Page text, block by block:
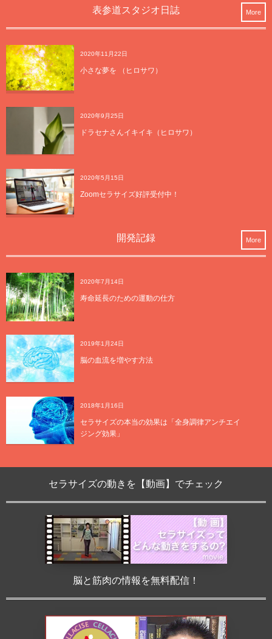
表参道スタジオ日誌
2020年11月22日
小さな夢を （ヒロサワ）
2020年9月25日
ドラセナさんイキイキ（ヒロサワ）
2020年5月15日
Zoomセラサイズ好評受付中！
More
開発記録
2020年7月14日
寿命延長のための運動の仕方
2019年1月24日
脳の血流を増やす方法
2018年1月16日
セラサイズの本当の効果は「全身調律アンチエイ
ジング効果」
More
セラサイズの動きを【動画】でチェック
脳と筋肉の情報を無料配信！